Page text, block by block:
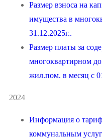
Размер взноса на
имущества в
31.12.2025г..
Размер платы за
многоквартирном
жил.пом. в месяц с
2024
Информация о
коммунальным